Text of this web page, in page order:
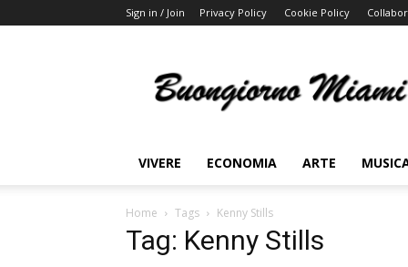
Sign in / Join Privacy Policy Cookie Policy
Miami
VIVERE ECONOMIA ARTE
Home Tags Kenny Stills
Tag: Kenny Stills